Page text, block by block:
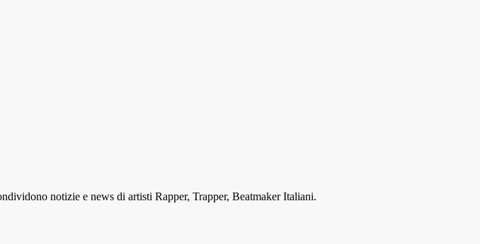
notizie e news di artisti Rapper, Trapper, Beatmaker Italiani.